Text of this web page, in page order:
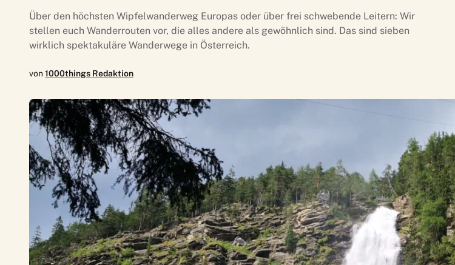
Über den höchsten Wipfelwanderweg Europas oder über frei schwebende Leitern: Wir
stellen euch Wanderrouten vor, die alles andere als gewöhnlich sind. Das sind sieben
wirklich spektakuläre Wanderwege in Österreich.
von1000things Redaktion